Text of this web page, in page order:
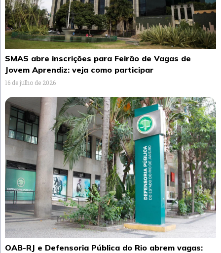
SMAS abre inscrições para Feirão de Vagas de
Jovem Aprendiz: veja como participar
16 de julho de 2026
OAB-RJ e Defensoria Pública do Rio abrem vagas: